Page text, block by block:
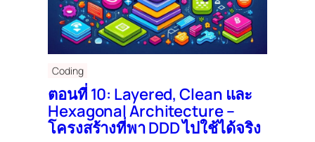
Coding
ตอนที่ 10: Layered, Clean และ
Hexagonal Architecture –
โครงสร้างที่พา DDD ไปใช้ได้จริง